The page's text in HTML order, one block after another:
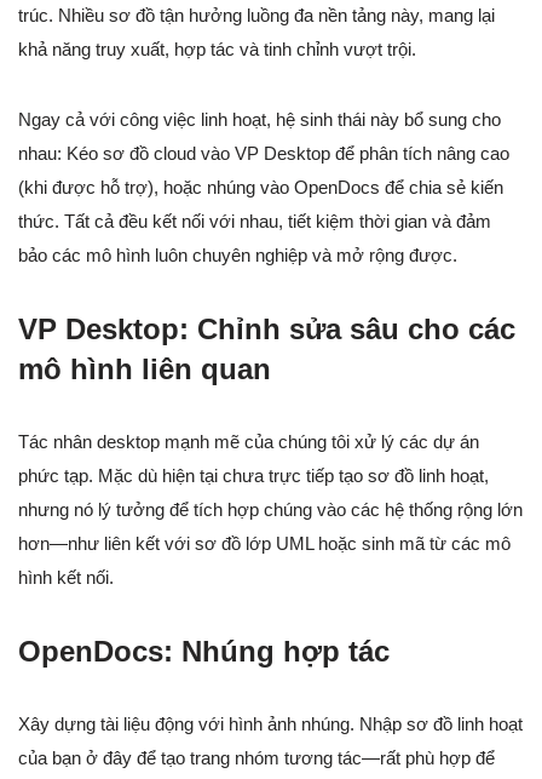
trúc. Nhiều sơ đồ tận hưởng luồng đa nền tảng này, mang lại
khả năng truy xuất, hợp tác và tinh chỉnh vượt trội.
Ngay cả với công việc linh hoạt, hệ sinh thái này bổ sung cho
nhau: Kéo sơ đồ cloud vào VP Desktop để phân tích nâng cao
(khi được hỗ trợ), hoặc nhúng vào OpenDocs để chia sẻ kiến
thức. Tất cả đều kết nối với nhau, tiết kiệm thời gian và đảm
bảo các mô hình luôn chuyên nghiệp và mở rộng được.
VP Desktop: Chỉnh sửa sâu cho các
mô hình liên quan
Tác nhân desktop mạnh mẽ của chúng tôi xử lý các dự án
phức tạp. Mặc dù hiện tại chưa trực tiếp tạo sơ đồ linh hoạt,
nhưng nó lý tưởng để tích hợp chúng vào các hệ thống rộng lớn
hơn—như liên kết với sơ đồ lớp UML hoặc sinh mã từ các mô
hình kết nối.
OpenDocs: Nhúng hợp tác
Xây dựng tài liệu động với hình ảnh nhúng. Nhập sơ đồ linh hoạt
của bạn ở đây để tạo trang nhóm tương tác—rất phù hợp để